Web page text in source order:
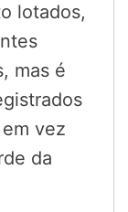
lotados,
mas é
vez
da